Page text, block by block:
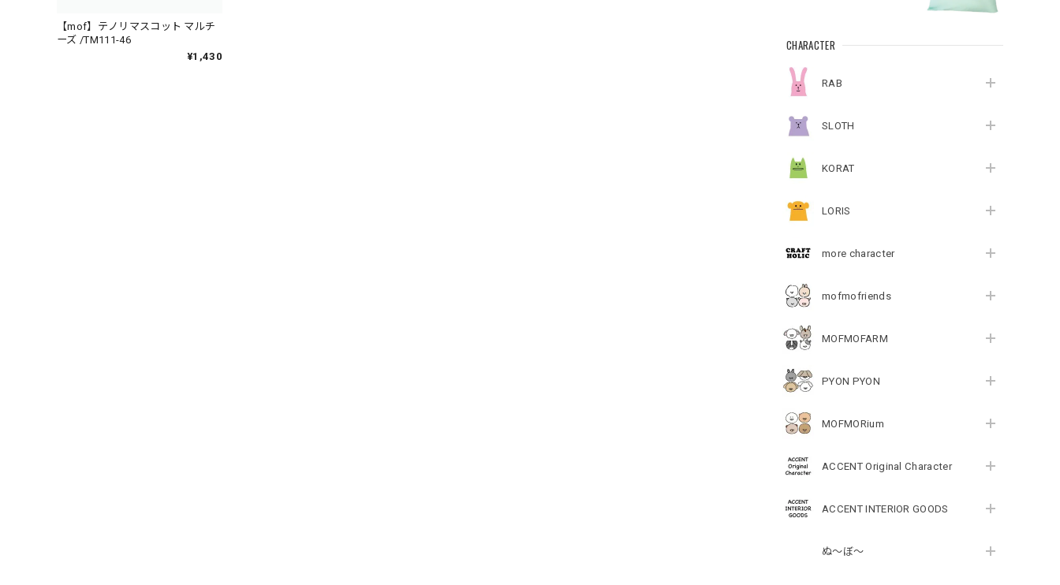
CHARACTER
RAB
SLOTH
KORAT
LORIS
more character
mofmofriends
MOFMOFARM
PYON PYON
MOFMORium
ACCENT Original Character
ACCENT INTERIOR GOODS
ぬ～ぼ～
【mof】テノリマスコット マルチ
ーズ /TM111-46
¥1,430